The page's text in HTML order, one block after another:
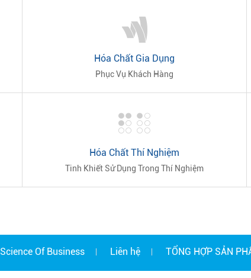
Hóa Chất Gia Dụng
Phục Vụ Khách Hàng
Hóa Chất Thí Nghiệm
Tinh Khiết Sử Dụng Trong Thí Nghiệm
Science Of Business Liên hệ TỔNG HỢP SẢN